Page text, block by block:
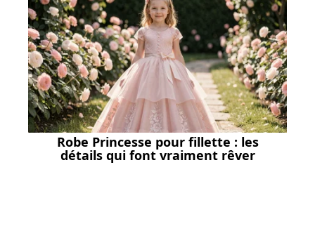
Robe Princesse pour fillette : les
détails qui font vraiment rêver